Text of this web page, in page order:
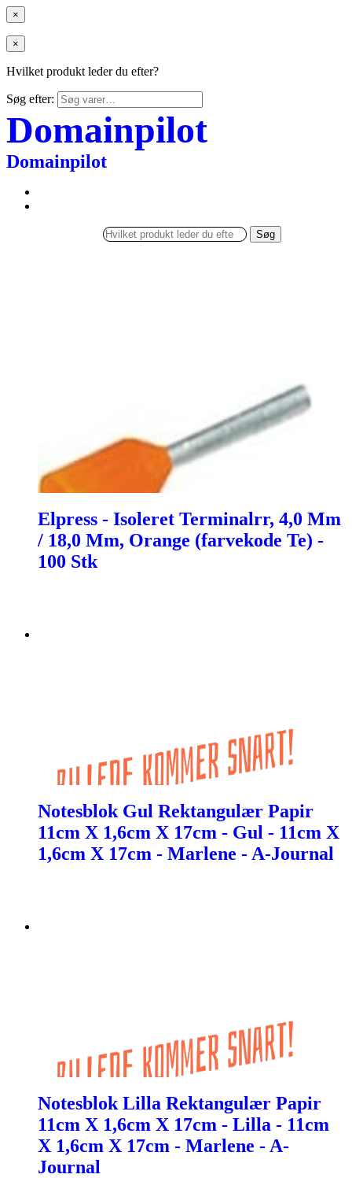
×
×
Hvilket produkt leder du efter?
Søg efter:
Domainpilot
Domainpilot
Søg
Elpress - Isoleret Terminalrr, 4,0 Mm
/ 18,0 Mm, Orange (farvekode Te) -
100 Stk
Notesblok Gul Rektangulær Papir
11cm X 1,6cm X 17cm - Gul - 11cm X
1,6cm X 17cm - Marlene - A-Journal
Notesblok Lilla Rektangulær Papir
11cm X 1,6cm X 17cm - Lilla - 11cm
X 1,6cm X 17cm - Marlene - A-
Journal